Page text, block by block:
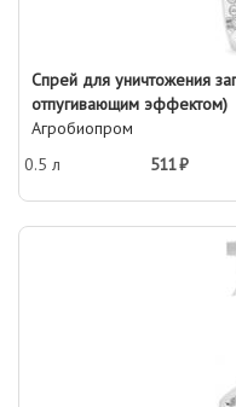
Спрей для уничтожения
отпугивающим эффектом)
Агробиопром
0.5 л
511 ₽